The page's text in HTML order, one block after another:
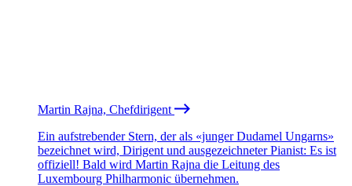
Martin Rajna, Chefdirigent
Ein aufstrebender Stern, der als «junger Dudamel Ungarns»
bezeichnet wird, Dirigent und ausgezeichneter Pianist: Es ist
offiziell! Bald wird Martin Rajna die Leitung des
Luxembourg Philharmonic übernehmen.